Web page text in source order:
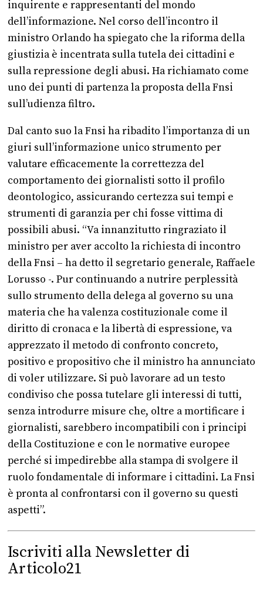
inquirente e rappresentanti del mondo
dell’informazione. Nel corso dell’incontro il
ministro Orlando ha spiegato che la riforma della
giustizia è incentrata sulla tutela dei cittadini e
sulla repressione degli abusi. Ha richiamato come
uno dei punti di partenza la proposta della Fnsi
sull’udienza filtro.
Dal canto suo la Fnsi ha ribadito l’importanza di un
giuri sull’informazione unico strumento per
valutare efficacemente la correttezza del
comportamento dei giornalisti sotto il profilo
deontologico, assicurando certezza sui tempi e
strumenti di garanzia per chi fosse vittima di
possibili abusi. “Va innanzitutto ringraziato il
ministro per aver accolto la richiesta di incontro
della Fnsi – ha detto il segretario generale, Raffaele
Lorusso -. Pur continuando a nutrire perplessità
sullo strumento della delega al governo su una
materia che ha valenza costituzionale come il
diritto di cronaca e la libertà di espressione, va
apprezzato il metodo di confronto concreto,
positivo e propositivo che il ministro ha annunciato
di voler utilizzare. Si può lavorare ad un testo
condiviso che possa tutelare gli interessi di tutti,
senza introdurre misure che, oltre a mortificare i
giornalisti, sarebbero incompatibili con i principi
della Costituzione e con le normative europee
perché si impedirebbe alla stampa di svolgere il
ruolo fondamentale di informare i cittadini. La Fnsi
è pronta al confrontarsi con il governo su questi
aspetti”.
Iscriviti alla Newsletter di
Articolo21